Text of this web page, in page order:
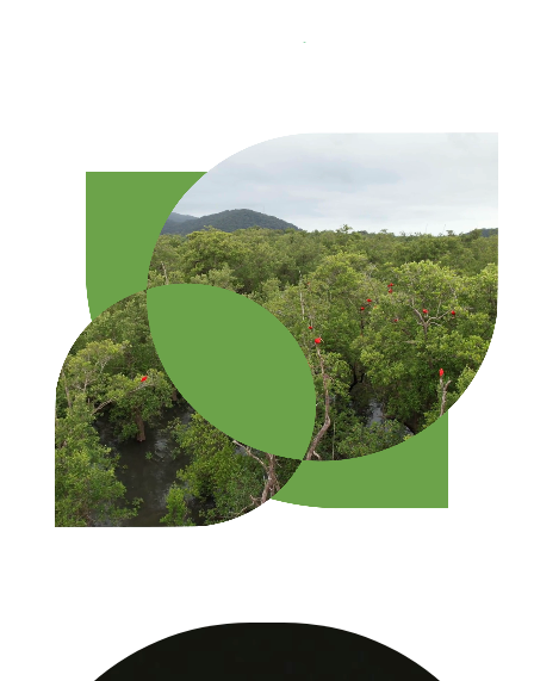
→ Acesse o grupo de pesquisa!